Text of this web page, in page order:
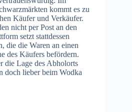
kommt es zu
Käufer und Verkäufer.
nicht per Post an den
setzt stattdessen
die die Waren an einen
des Käufers befördern.
die Lage des Abholorts
doch lieber beim Wodka